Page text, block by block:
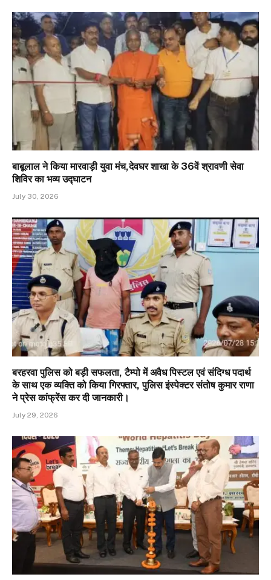
बाबूलाल ने किया मारवाड़ी युवा मंच,देवघर शाखा के 36वें श्रावणी सेवा
शिविर का भव्य उद्घाटन
July 30, 2026
बरहरवा पुलिस को बड़ी सफलता, टैम्पो में अवैध पिस्टल एवं संदिग्ध पदार्थ
के साथ एक व्यक्ति को किया गिरफ्तार, पुलिस इंस्पेक्टर संतोष कुमार राणा
ने प्रेस कांफ्रेंस कर दी जानकारी।
July 29, 2026